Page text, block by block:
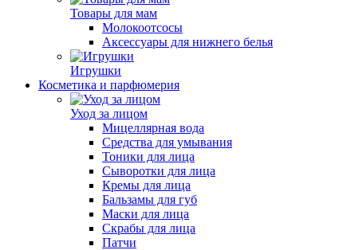
Товары для мам
Молокоотсосы
Аксессуары для нижнего белья
Игрушки
Косметика и парфюмерия
Уход за лицом
Мицеллярная вода
Средства для умывания
Тоники для лица
Сыворотки для лица
Кремы для лица
Бальзамы для губ
Маски для лица
Скрабы для лица
Патчи